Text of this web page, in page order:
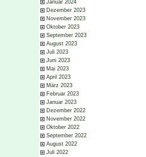
Januar 2024
Dezember 2023
November 2023
Oktober 2023
September 2023
August 2023
Juli 2023
Juni 2023
Mai 2023
April 2023
März 2023
Februar 2023
Januar 2023
Dezember 2022
November 2022
Oktober 2022
September 2022
August 2022
Juli 2022